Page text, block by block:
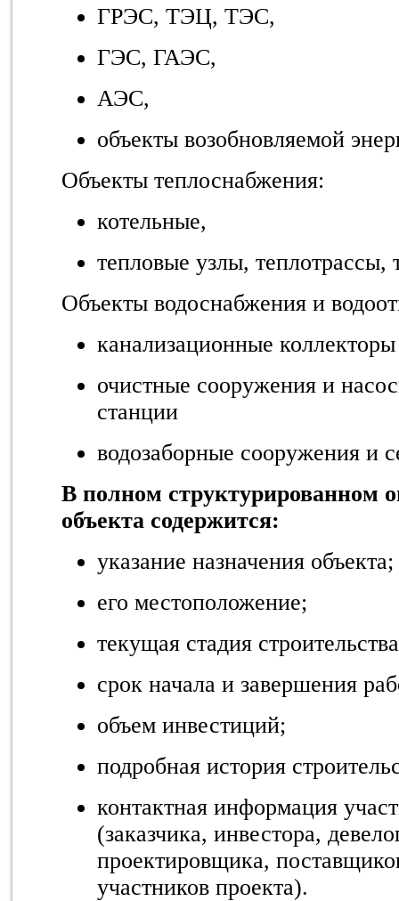
ГРЭС, ТЭЦ, ТЭС,
ГЭС, ГАЭС,
АЭС,
объекты возобновляемой
Объекты теплоснабжения:
котельные,
тепловые узлы, теплотрассы,
Объекты водоснабжения и
канализационные
очистные сооружения и
станции
водозаборные сооружения и
В полном структурированном
объекта содержится:
указание назначения объекта;
его местоположение;
текущая стадия
срок начала и завершения
объем инвестиций;
подробная история
контактная информация
(заказчика, инвестора,
проектировщика,
участников проекта).